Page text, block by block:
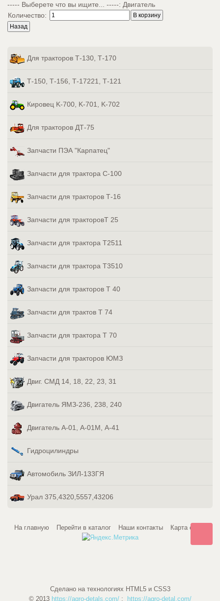
----- Выберете что вы ищите... -----: Двигатель
Количество:
Для тракторов Т-130, Т-170
Т-150, Т-156, Т-17221, Т-121
Кировец K-700, K-701, K-702
Для тракторов ДТ-75
Запчасти ПЭА "Карпатец"
Запчасти для трактора С-100
Запчасти для тракторов Т-16
Запчасти для тракторовТ 25
Запчасти для трактора Т2511
Запчасти для трактора Т3510
Запчасти для тракторов Т 40
Запчасти для трактов Т 74
Запчасти для трактора Т 70
Запчасти для тракторов ЮМЗ
Двиг. СМД 14, 18, 22, 23, 31
Двигатель ЯМЗ-236, 238, 240
Двигатель А-01, А-01М, А-41
Гидроцилиндры
Автомобиль ЗИЛ-133ГЯ
Урал 375,4320,5557,43206
На главную Перейти в каталог Наши контакты Карта сайта
Сделано на технологиях HTML5 и CSS3
© 2013 https://agro-detals.com/; https://agro-detal.com/